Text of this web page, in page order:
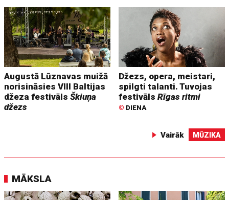
Augustā Lūznavas muižā
norisināsies VIII Baltijas
džeza festivālsŠkiuņa
džezs
Džezs, opera, meistari,
spilgti talanti. Tuvojas
festivālsRīgas ritmi
© DIENA
Vairāk MŪZIKA
MĀKSLA